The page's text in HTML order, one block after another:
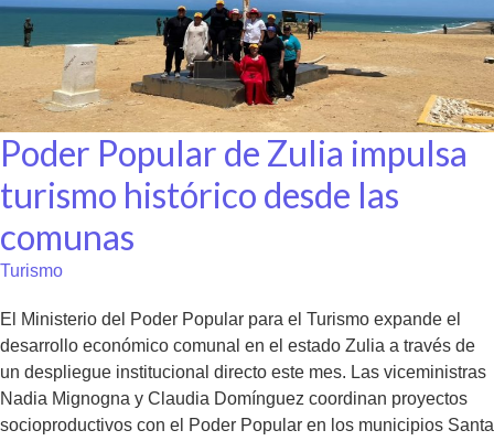
Poder Popular de Zulia impulsa
turismo histórico desde las
comunas
Turismo
El Ministerio del Poder Popular para el Turismo expande el
desarrollo económico comunal en el estado Zulia a través de
un despliegue institucional directo este mes. Las viceministras
Nadia Mignogna y Claudia Domínguez coordinan proyectos
socioproductivos con el Poder Popular en los municipios Santa